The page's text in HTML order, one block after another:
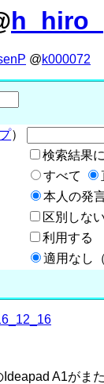
h_hiro_
@k000072
）
検索結果
すべて
本人の発
区別しない
利用する
適用なし
Ideapad A1がま